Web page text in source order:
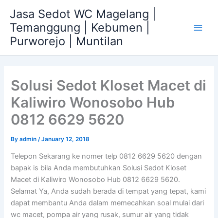
content
Jasa Sedot WC Magelang |
Temanggung | Kebumen |
Purworejo | Muntilan
Solusi Sedot Kloset Macet di
Kaliwiro Wonosobo Hub
0812 6629 5620
Byadmin/January 12, 2018
Telepon Sekarang ke nomer telp 0812 6629 5620 dengan
bapak is bila Anda membutuhkan Solusi Sedot Kloset
Macet di Kaliwiro Wonosobo Hub 0812 6629 5620.
Selamat Ya, Anda sudah berada di tempat yang tepat, kami
dapat membantu Anda dalam memecahkan soal mulai dari
wc macet, pompa air yang rusak, sumur air yang tidak